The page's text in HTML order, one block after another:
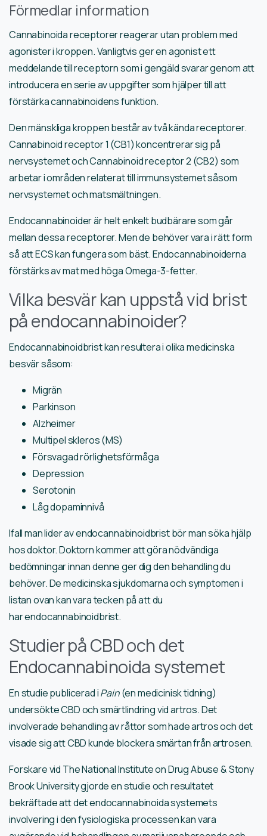
Förmedlar information
Cannabinoida receptorer reagerar utan problem med
agonister i kroppen. Vanligtvis ger en agonist ett
meddelande till receptorn som i gengäld svarar genom att
introducera en serie av uppgifter som hjälper till att
förstärka cannabinoidens funktion.
Den mänskliga kroppen består av två kända receptorer.
Cannabinoid receptor 1 (CB1) koncentrerar sig på
nervsystemet och Cannabinoid receptor 2 (CB2) som
arbetar i områden relaterat till immunsystemet såsom
nervsystemet och matsmältningen.
Endocannabinoider är helt enkelt budbärare som går
mellan dessa receptorer. Men de behöver vara i rätt form
så att ECS kan fungera som bäst. Endocannabinoiderna
förstärks av mat med höga Omega-3-fetter.
Vilka besvär kan uppstå vid brist
på endocannabinoider?
Endocannabinoidbrist kan resultera i olika medicinska
besvär såsom:
Migrän
Parkinson
Alzheimer
Multipel skleros (MS)
Försvagad rörlighetsförmåga
Depression
Serotonin
Låg dopaminnivå
Ifall man lider av endocannabinoidbrist bör man söka hjälp
hos doktor. Doktorn kommer att göra nödvändiga
bedömningar innan denne ger dig den behandling du
behöver. De medicinska sjukdomarna och symptomen i
listan ovan kan vara tecken på att du
har endocannabinoidbrist.
Studier på CBD och det
Endocannabinoida systemet
En studie publicerad iPain(en medicinisk tidning)
undersökte CBD och smärtlindring vid artros. Det
involverade behandling av råttor som hade artros och det
visade sig att CBD kunde blockera smärtan från artrosen.
Forskare vid The National Institute on Drug Abuse & Stony
Brook University gjorde en studie och resultatet
bekräftade att det endocannabinoida systemets
involvering i den fysiologiska processen kan vara